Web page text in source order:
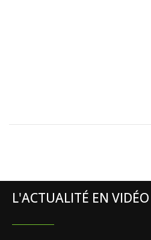
L'ACTUALITÉ EN VIDÉO